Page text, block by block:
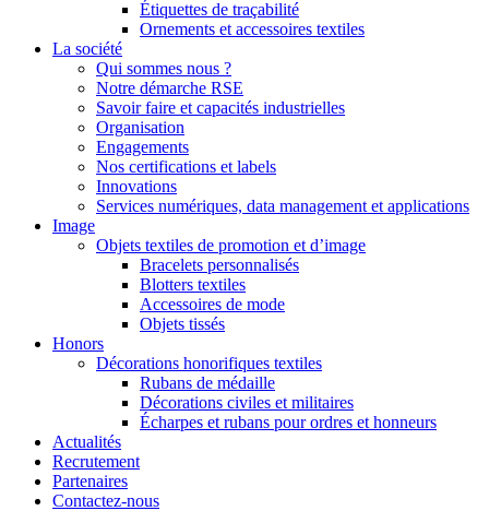
Étiquettes de traçabilité
Ornements et accessoires textiles
La société
Qui sommes nous ?
Notre démarche RSE
Savoir faire et capacités industrielles
Organisation
Engagements
Nos certifications et labels
Innovations
Services numériques, data management et applications
Image
Objets textiles de promotion et d’image
Bracelets personnalisés
Blotters textiles
Accessoires de mode
Objets tissés
Honors
Décorations honorifiques textiles
Rubans de médaille
Décorations civiles et militaires
Écharpes et rubans pour ordres et honneurs
Actualités
Recrutement
Partenaires
Contactez-nous